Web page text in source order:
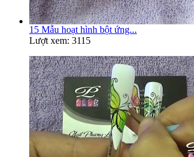
15 Mẫu hoạt hình bột ứng...
Lượt xem: 3115